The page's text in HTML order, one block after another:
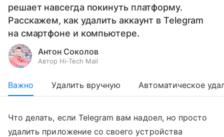
решает навсегда покинуть платформу.
Расскажем, как удалить аккаунт в Telegram
на смартфоне и компьютере.
Антон Соколов
Автор Hi-Tech Mail
Важно Удалить вручную Автоматическое
Что делать, если Telegram вам надоел, но просто
удалить приложение со своего устройства